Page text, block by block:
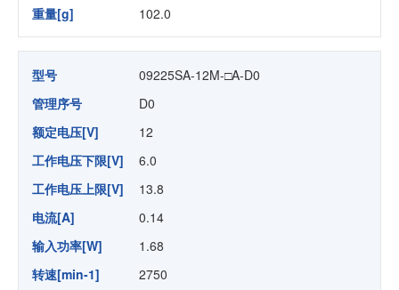
重量[g]
102.0
型号
09225SA-12M-□A-D0
管理序号
D0
额定电压[V]
12
工作电压下限[V]
6.0
工作电压上限[V]
13.8
电流[A]
0.14
输入功率[W]
1.68
转速[min-1]
2750